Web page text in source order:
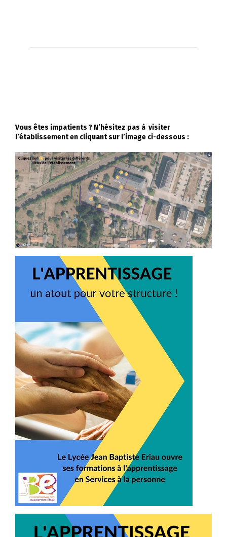
Vous êtes impatients ? N’hésitez pas à visiter
l’établissement en cliquant sur l’image ci-dessous :